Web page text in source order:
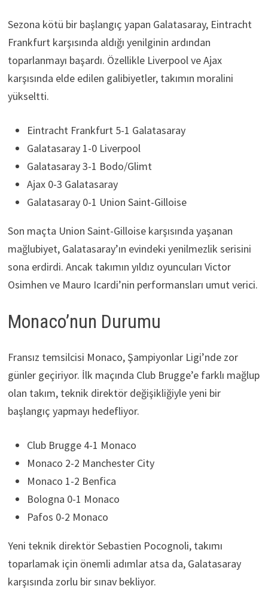
Sezona kötü bir başlangıç yapan Galatasaray, Eintracht
Frankfurt karşısında aldığı yenilginin ardından
toparlanmayı başardı. Özellikle Liverpool ve Ajax
karşısında elde edilen galibiyetler, takımın moralini
yükseltti.
Eintracht Frankfurt 5-1 Galatasaray
Galatasaray 1-0 Liverpool
Galatasaray 3-1 Bodo/Glimt
Ajax 0-3 Galatasaray
Galatasaray 0-1 Union Saint-Gilloise
Son maçta Union Saint-Gilloise karşısında yaşanan
mağlubiyet, Galatasaray’ın evindeki yenilmezlik serisini
sona erdirdi. Ancak takımın yıldız oyuncuları Victor
Osimhen ve Mauro Icardi’nin performansları umut verici.
Monaco’nun Durumu
Fransız temsilcisi Monaco, Şampiyonlar Ligi’nde zor
günler geçiriyor. İlk maçında Club Brugge’e farklı mağlup
olan takım, teknik direktör değişikliğiyle yeni bir
başlangıç yapmayı hedefliyor.
Club Brugge 4-1 Monaco
Monaco 2-2 Manchester City
Monaco 1-2 Benfica
Bologna 0-1 Monaco
Pafos 0-2 Monaco
Yeni teknik direktör Sebastien Pocognoli, takımı
toparlamak için önemli adımlar atsa da, Galatasaray
karşısında zorlu bir sınav bekliyor.